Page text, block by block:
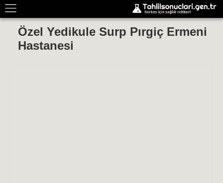
Özel Yedikule Surp Pırgiç Ermeni
Hastanesi